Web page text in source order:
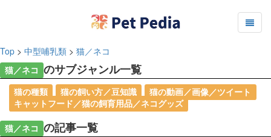
Top > 中型哺乳類 > 猫／ネコ
猫／ネコ のサブジャンル一覧
猫の種類 猫の飼い方／豆知識
猫の動画／画像／ツイート
キャットフード／猫の飼育用品／ネコグッズ
猫／ネコ の記事一覧